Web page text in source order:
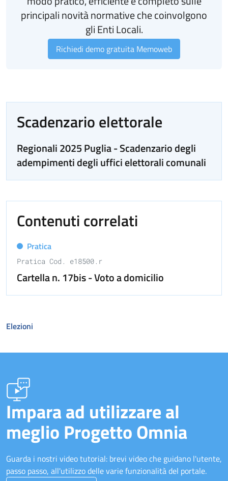
principali novità normative che coinvolgono
gli Enti Locali.
Richiedi demo gratuita Memoweb
Scadenzario elettorale
Regionali 2025 Puglia - Scadenzario degli
adempimenti degli uffici elettorali comunali
Contenuti correlati
Pratica
Pratica Cod. e18500.r
Cartella n. 17bis - Voto a domicilio
Elezioni
Impara ad utilizzare al
meglio Progetto Omnia
Guarda i nostri video tutorial: brevi video che guidano l'utente,
passo passo, all'utilizzo delle varie funzionalità del portale.